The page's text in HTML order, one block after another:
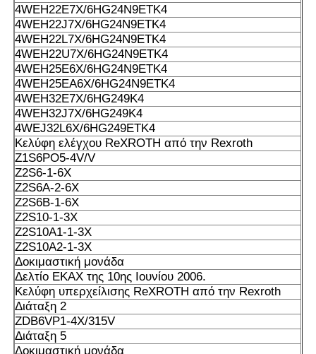
4WEH22E7X/6HG24N9ETK4
4WEH22J7X/6HG24N9ETK4
4WEH22L7X/6HG24N9ETK4
4WEH22U7X/6HG24N9ETK4
4WEH25E6X/6HG24N9ETK4
4WEH25EA6X/6HG24N9ETK4
4WEH32E7X/6HG249K4
4WEH32J7X/6HG249K4
4WEJ32L6X/6HG249ETK4
Κελύφη ελέγχου ReXROTH από την Rexroth
Z1S6PO5-4V/V
Z2S6-1-6X
Z2S6A-2-6X
Z2S6B-1-6X
Z2S10-1-3X
Z2S10A1-1-3X
Z2S10A2-1-3X
Δοκιμαστική μονάδα
Δελτίο ΕΚΑΧ της 10ης Ιουνίου 2006.
Κελύφη υπερχείλισης ReXROTH από την Rexroth
Διάταξη 2
ZDB6VP1-4X/315V
Διάταξη 5
Δοκιμαστική μονάδα